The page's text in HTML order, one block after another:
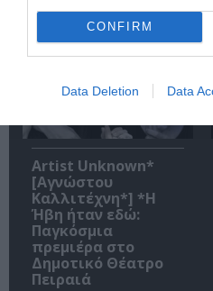
CONFIRM
Data Deletion Data
Artist Unknown*
[Αγνώστου
Καλλιτέχνη*] *Η
Ήβη ήταν εδώ:
Παγκόσμια
πρεμιέρα στο
Δημοτικό Θέατρο
Πειραιά